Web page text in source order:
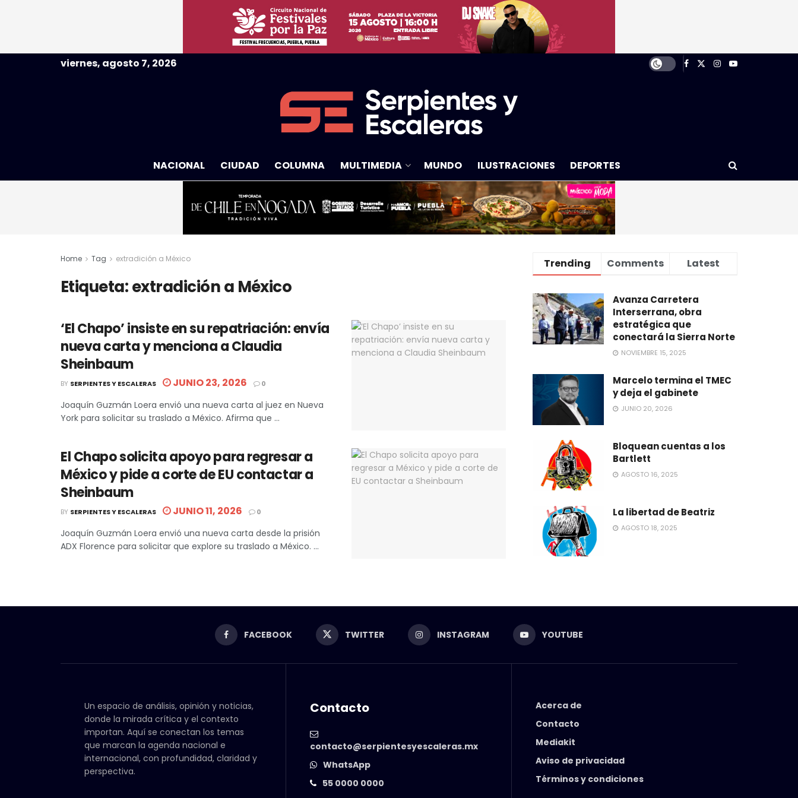
viernes, agosto 7, 2026
NACIONAL CIUDAD COLUMNA MULTIMEDIA MUNDO ILUSTRACIONES DEPORTES
Home Tag extradición a México
Etiqueta:extradición a México
‘El Chapo’ insiste en su repatriación: envía
nueva carta y menciona a Claudia
Sheinbaum
BY SERPIENTES Y ESCALERAS JUNIO 23, 2026 0
Joaquín Guzmán Loera envió una nueva carta al juez en Nueva
York para solicitar su traslado a México. Afirma que ...
El Chapo solicita apoyo para regresar a
México y pide a corte de EU contactar a
Sheinbaum
BY SERPIENTES Y ESCALERAS JUNIO 11, 2026 0
Joaquín Guzmán Loera envió una nueva carta desde la prisión
ADX Florence para solicitar que explore su traslado a México. ...
Trending Comments Latest
Avanza Carretera
Interserrana, obra
estratégica que
conectará la Sierra Norte
NOVIEMBRE 15, 2025
Marcelo termina el TMEC
y deja el gabinete
JUNIO 20, 2026
Bloquean cuentas a los
Bartlett
AGOSTO 16, 2025
La libertad de Beatriz
AGOSTO 18, 2025
FACEBOOK TWITTER INSTAGRAM YOUTUBE
Un espacio de análisis, opinión y noticias,
donde la mirada crítica y el contexto
importan. Aquí se conectan los temas
que marcan la agenda nacional e
internacional, con profundidad, claridad y
perspectiva.
Contacto
contacto@serpientesyescaleras.mx
WhatsApp
55 0000 0000
Acerca de
Contacto
Mediakit
Aviso de privacidad
Términos y condiciones